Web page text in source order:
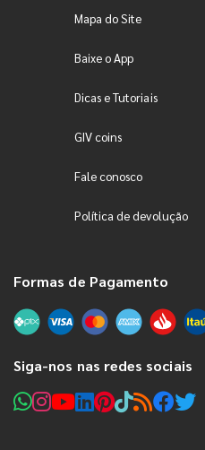
Mapa do Site
Baixe o App
Dicas e Tutoriais
GIV coins
Fale conosco
Política de devolução
Formas de Pagamento
Siga-nos nas redes sociais